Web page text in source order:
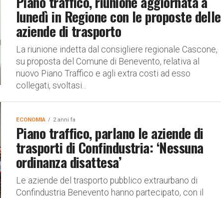
lunedì in Regione con le proposte delle
aziende di trasporto
La riunione indetta dal consigliere regionale Cascone,
su proposta del Comune di Benevento, relativa al
nuovo Piano Traffico e agli extra costi ad esso
collegati, svoltasi...
ECONOMIA 2 anni fa
Piano traffico, parlano le aziende di
trasporti di Confindustria: ‘Nessuna
ordinanza disattesa’
Le aziende del trasporto pubblico extraurbano di
Confindustria Benevento hanno partecipato, con il